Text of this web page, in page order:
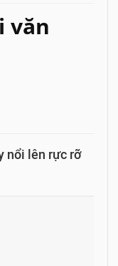
văn
nổi lên rực rỡ